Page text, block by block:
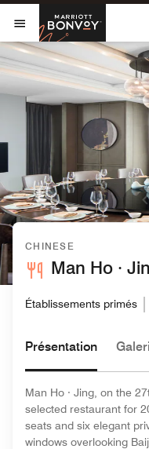
Skip to Content
Ouvrir le menu
Marriott
CHINESE
Man Ho ·
Établissements primés
Présentation
Man Ho · Jing, on the
selected restaurant for
seats and six elegant
windows overlooking